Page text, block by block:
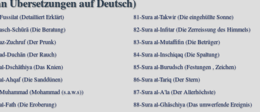
(Detailliert Erklärt)
Schūrā (Die Beratung)
Zuchruf (Der Prunk)
Duchān (Der Rauch)
Dschāthiya (Das Knien)
Ahqaf (Die Sanddünen)
(Mohammad (s.a.w.s))
Fath (Die Eroberung)
81-Sura at-Takwir (Die eingehüllte Sonne)
82-Sura al-Infitar (Die Zerreissung des Himmels)
83-Sura al-Mutaffifin (Die Betrüger)
84-Sura al-Inschiqaq (Die Spaltung)
85-Sura al-Burudsch (Festungen , Zeichen)
86-Sura at-Tariq (Der Stern)
87-Sura al-A'la (Der Allerhöchste)
88-Sura al-Ghāschiya (Das umwerfende Ereignis)